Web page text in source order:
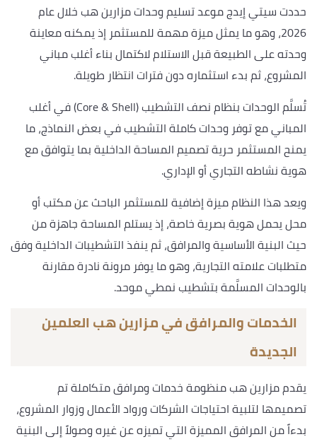
حددت سيتي إيدج موعد تسليم وحدات مزارين هب خلال عام
2026، وهو ما يمثل ميزة مهمة للمستثمر إذ يمكنه معاينة
وحدته على الطبيعة قبل الاستلام لاكتمال بناء أغلب مباني
المشروع، ثم بدء استثماره دون فترات انتظار طويلة.
تُسلَّم الوحدات بنظام نصف التشطيب (Core & Shell) في أغلب
المباني مع توفر وحدات كاملة التشطيب في بعض النماذج، ما
يمنح المستثمر حرية تصميم المساحة الداخلية بما يتوافق مع
هوية نشاطه التجاري أو الإداري.
ويعد هذا النظام ميزة إضافية للمستثمر الباحث عن مكتب أو
محل يحمل هوية بصرية خاصة، إذ يستلم المساحة جاهزة من
حيث البنية الأساسية والمرافق، ثم ينفذ التشطيبات الداخلية وفق
متطلبات علامته التجارية، وهو ما يوفر مرونة نادرة مقارنة
بالوحدات المسلَّمة بتشطيب نمطي موحد.
الخدمات والمرافق في مزارين هب العلمين
الجديدة
يقدم مزارين هب منظومة خدمات ومرافق متكاملة تم
تصميمها لتلبية احتياجات الشركات ورواد الأعمال وزوار المشروع،
بدءاً من المرافق المميزة التي تميزه عن غيره وصولاً إلى البنية